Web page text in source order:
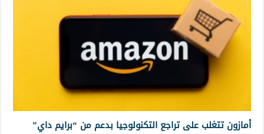
أمازون تتغلب على تراجع التكنولوجيا بدعم من “برايم داي”